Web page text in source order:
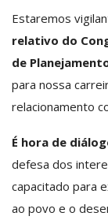
Estaremos
relativo do
de
para nossa
relacionamento
É hora de
defesa dos
capacitado para
ao povo e o